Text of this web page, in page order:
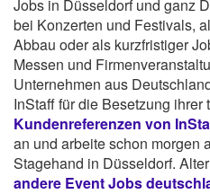
Jobs in Düsseldorf und ganz
bei Konzerten und Festivals,
Abbau oder als kurzfristiger
Messen und
Unternehmen aus
InStaff für die Besetzung
Kundenreferenzen von
an und arbeite schon morgen
Stagehand in Düsseldorf.
andere Event Jobs